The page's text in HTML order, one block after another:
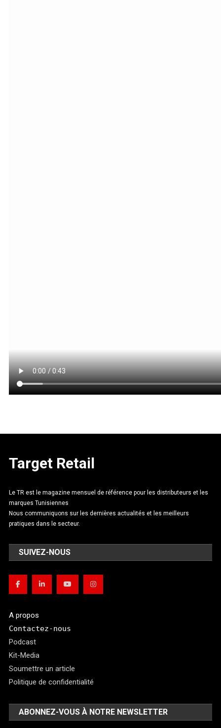
Target Retail
Le TR est le magazine mensuel de référence pour les distributeurs et les
marques Tunisiennes
Nous communiquons sur les dernières actualités et les meilleurs
pratiques dans le secteur.
SUIVEZ-NOUS
A propos
Contactez-nous
Podcast
Kit-Media
Soumettre un article
Politique de confidentialité
ABONNEZ-VOUS À NOTRE NEWSLETTER